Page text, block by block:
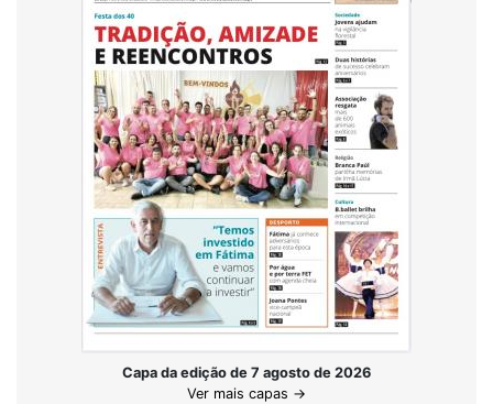
Capa da edição de 7 agosto de 2026
Ver mais capas →